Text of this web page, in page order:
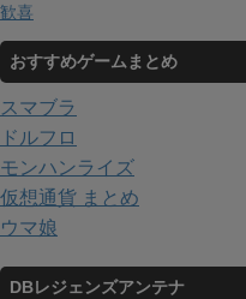
歓喜
おすすめゲームまとめ
スマブラ
ドルフロ
モンハンライズ
仮想通貨 まとめ
ウマ娘
DBレジェンズアンテナ